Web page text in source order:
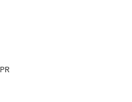
ke Ponpes